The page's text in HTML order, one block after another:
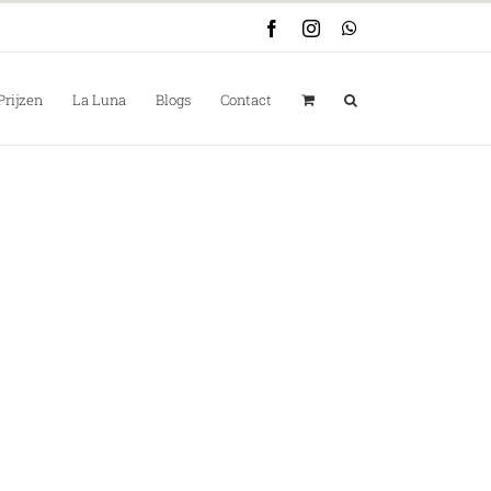
FacebookInstagramWhatsApp
La Luna Blogs Contact